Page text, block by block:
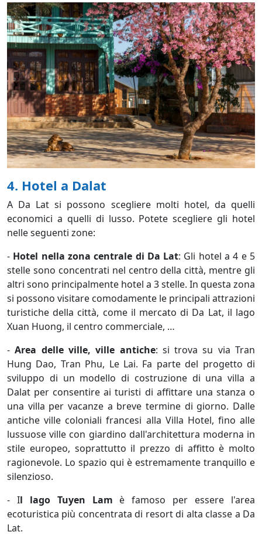
4. Hotel a Dalat
A Da Lat si possono scegliere molti hotel, da quelli
economici a quelli di lusso. Potete scegliere gli hotel
nelle seguenti zone:
- Hotel nella zona centrale di Da Lat: Gli hotel a 4 e 5
stelle sono concentrati nel centro della città, mentre gli
altri sono principalmente hotel a 3 stelle. In questa zona
si possono visitare comodamente le principali attrazioni
turistiche della città, come il mercato di Da Lat, il lago
Xuan Huong, il centro commerciale, …
-Area delle ville, ville antiche: si trova su via Tran
Hung Dao, Tran Phu, Le Lai. Fa parte del progetto di
sviluppo di un modello di costruzione di una villa a
Dalat per consentire ai turisti di affittare una stanza o
una villa per vacanze a breve termine di giorno. Dalle
antiche ville coloniali francesi alla Villa Hotel, fino alle
lussuose ville con giardino dall'architettura moderna in
stile europeo, soprattutto il prezzo di affitto è molto
ragionevole. Lo spazio qui è estremamente tranquillo e
silenzioso.
- Il lago Tuyen Lam è famoso per essere l'area
ecoturistica più concentrata di resort di alta classe a Da
Lat.